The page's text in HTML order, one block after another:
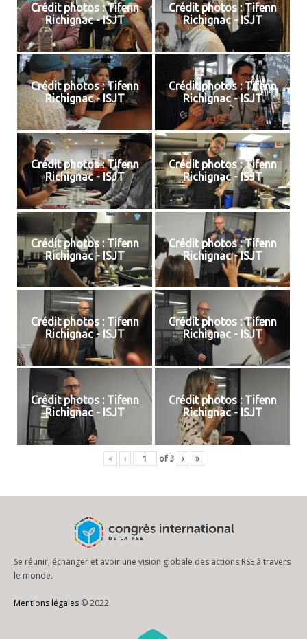
Crédit photos : Tifenn
Richignac - ISJT
Crédit photos : Tifenn
Richignac - ISJT
Crédit photos : Tifenn
Richignac - ISJT
Crédit photos : Tifenn
Richignac - ISJT
Crédit photos : Tifenn
Richignac - ISJT
Crédit photos : Tifenn
Richignac - ISJT
Crédit photos : Tifenn
Richignac - ISJT
Crédit photos : Tifenn
Richignac - ISJT
Crédit photos : Tifenn
Richignac - ISJT
Crédit photos : Tifenn
Richignac - ISJT
Crédit photos : Tifenn
Richignac - ISJT
Crédit photos : Tifenn
Richignac - ISJT
« ‹ of 3 › »
Se réunir, échanger et avoir une vision globale des actions RSE à travers
le monde.
Mentions légales © 2022